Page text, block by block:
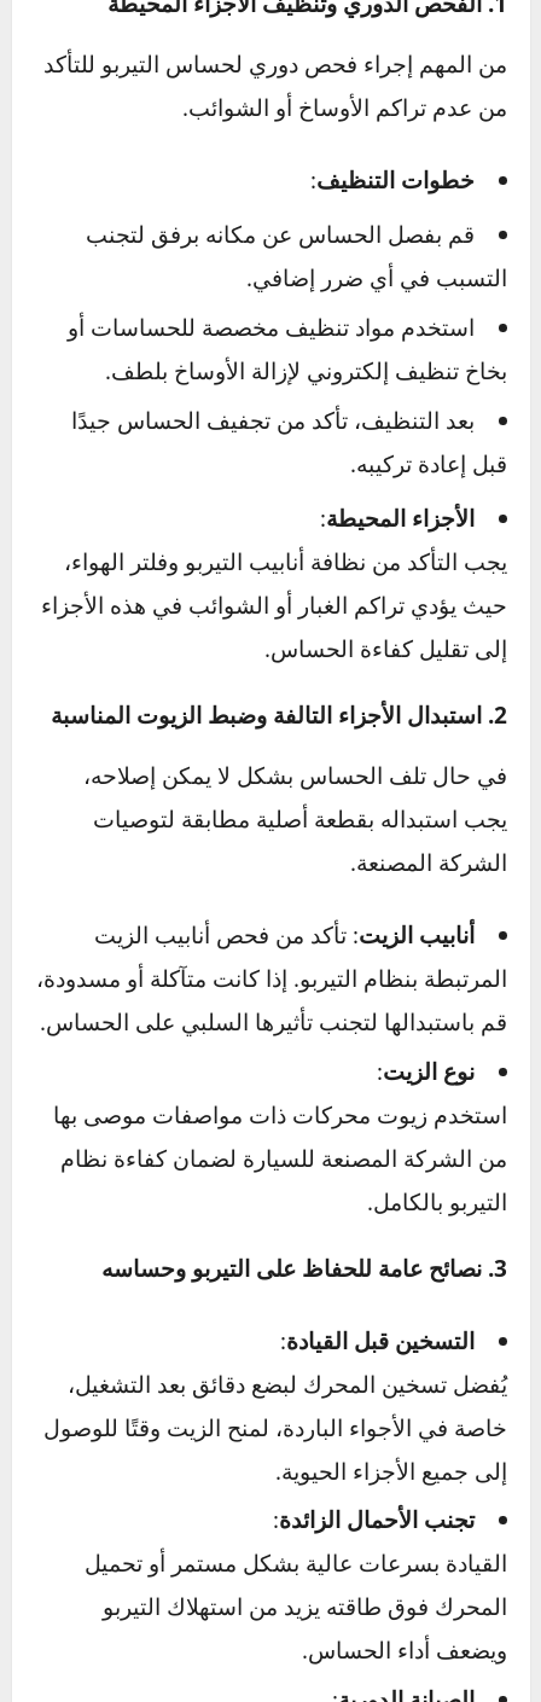
عناية خاصة لضمان أدائه الأمثل. تتطلب صيانته
الاهتمام بالتفاصيل واستخدام المعدات المناسبة،
سواء كان الهدف هو الفحص الدوري أو معالجة
مشكلة قائمة.
من المهم إجراء فحص دوري لحساس التيربو للتأكد
من عدم تراكم الأوساخ أو الشوائب.
خطوات التنظيف:
قم بفصل الحساس عن مكانه برفق لتجنب
استخدم مواد تنظيف مخصصة للحساسات أو
بخاخ تنظيف إلكتروني لإزالة الأوساخ بلطف.
قبل إعادة تركيبه.
الأجزاء المحيطة
يجب التأكد من نظافة أنابيب التيربو وفلتر الهواء،
حيث يؤدي تراكم الغبار أو الشوائب في هذه الأجزاء
إلى تقليل كفاءة الحساس.
في حال تلف الحساس بشكل لا يمكن إصلاحه،
الشركة المصنعة.
أنابيب الزيت: تأكد من فحص أنابيب الزيت
المرتبطة بنظام التيربو. إذا كانت متآكلة أو مسدودة،
قم باستبدالها لتجنب تأثيرها السلبي على الحساس.
نوع الزيت:
استخدم زيوت محركات ذات مواصفات موصى بها
من الشركة المصنعة للسيارة لضمان كفاءة نظام